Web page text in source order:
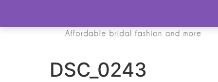
DSC_0243